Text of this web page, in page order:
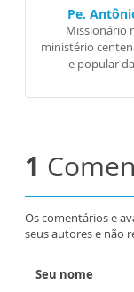
Pe.
Missionário
ministério
e popular
1
Os comentários e
seus autores e não
Seu nome